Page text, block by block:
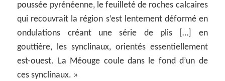
poussée pyrénéenne, le feuilleté de roches calcaires
qui recouvrait la région s’est lentement déformé en
ondulations créant une série de plis […] en
gouttière, les synclinaux, orientés essentiellement
est-ouest. La Méouge coule dans le fond d’un de
ces synclinaux. »